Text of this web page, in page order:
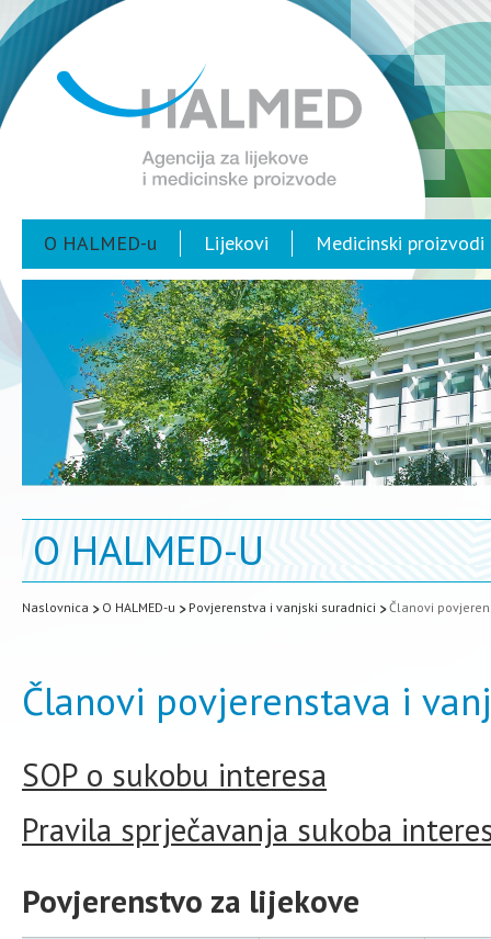
O HALMED-u Lijekovi Medicinski proizvodi
O HALMED-U
Naslovnica O HALMED-u Povjerenstva i vanjski suradnici Članovi
Članovi povjerenstava i
SOP o sukobu interesa
Pravila sprječavanja sukoba
Povjerenstvo za lijekove